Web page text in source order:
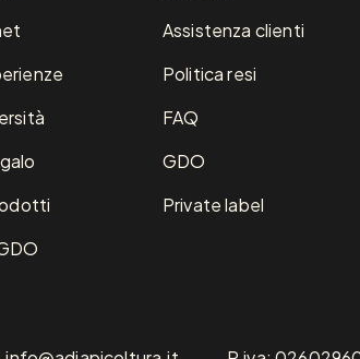
Assistenza clienti
Politica resi
FAQ
GDO
Private label